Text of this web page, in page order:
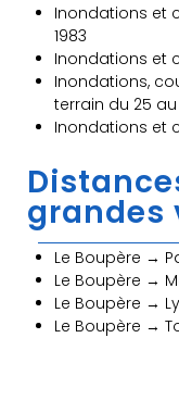
Inondations et
1983
Inondations et
Inondations,
terrain du 25
Inondations et
grandes
Le Boupère →
Le Boupère →
Le Boupère →
Le Boupère →